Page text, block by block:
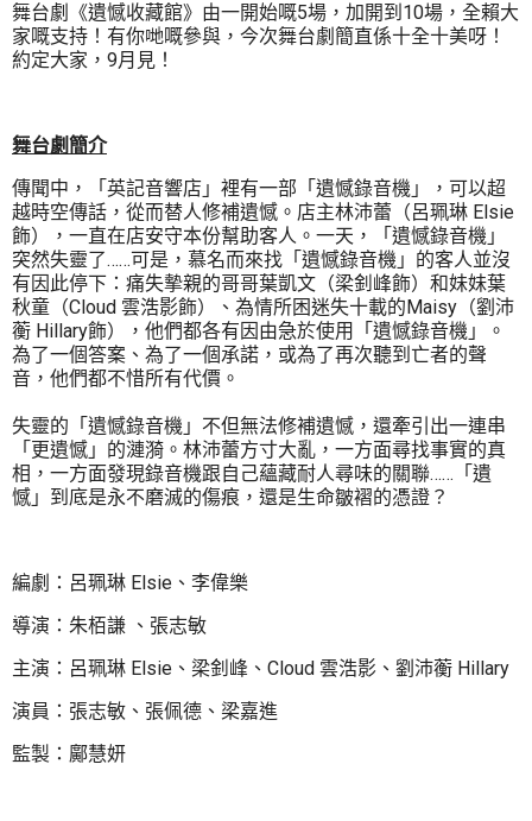
舞台劇《遺憾收藏館》由一開始嘅5場，加開到10場，全賴大
家嘅支持！有你哋嘅參與，今次舞台劇簡直係十全十美呀！
約定大家，9月見！
舞台劇簡介
傳聞中，「英記音響店」裡有一部「遺憾錄音機」，可以超
越時空傳話，從而替人修補遺憾。店主林沛蕾（呂珮琳 Elsie
飾），一直在店安守本份幫助客人。一天，「遺憾錄音機」
突然失靈了……可是，慕名而來找「遺憾錄音機」的客人並沒
有因此停下：痛失摰親的哥哥葉凱文（梁釗峰飾）和妹妹葉
秋童（Cloud 雲浩影飾）、為情所困迷失十載的Maisy（劉沛
蘅 Hillary飾），他們都各有因由急於使用「遺憾錄音機」。
為了一個答案、為了一個承諾，或為了再次聽到亡者的聲
音，他們都不惜所有代價。
失靈的「遺憾錄音機」不但無法修補遺憾，還牽引出一連串
「更遺憾」的漣漪。林沛蕾方寸大亂，一方面尋找事實的真
相，一方面發現錄音機跟自己蘊藏耐人尋味的關聯……「遺
憾」到底是永不磨滅的傷痕，還是生命皺褶的憑證？
編劇：呂珮琳 Elsie、李偉樂
導演：朱栢謙 、張志敏
主演：呂珮琳 Elsie、梁釗峰、Cloud 雲浩影、劉沛蘅 Hillary
演員：張志敏、張佩德、梁嘉進
監製：鄺慧妍